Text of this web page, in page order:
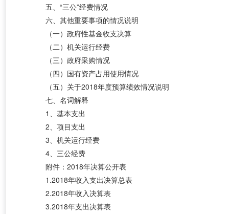
五、 “三公”经费情况
六、其他重要事项的情况说明
（一）政府性基金收支决算
（二）机关运行经费
（三）政府采购情况
（四）国有资产占用使用情况
（五）关于2018年度预算绩效情况说明
七、名词解释
1、基本支出
2、项目支出
3、机关运行经费
4、三公经费
附件： 2018年决算公开表
1.2018年收入支出决算总表
2.2018年收入决算表
3.2018年支出决算表